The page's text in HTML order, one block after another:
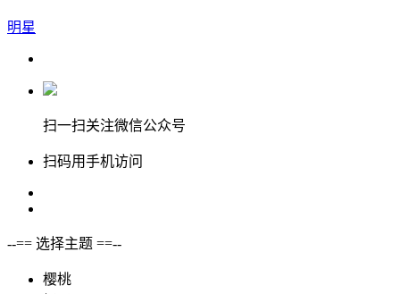
明星
扫一扫关注微信公众号
扫码用手机访问
--== 选择主题 ==--
樱桃